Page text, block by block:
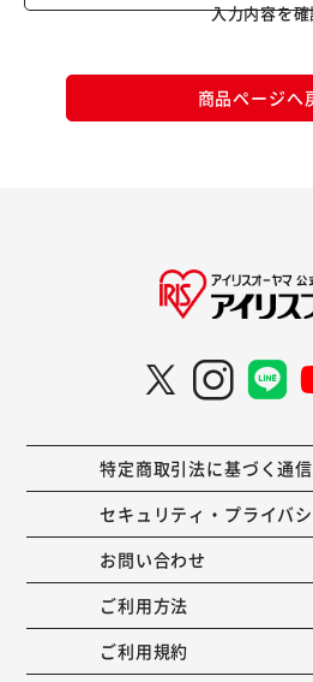
入力内容を
商品ページへ
特定商取引法に基づく通
セキュリティ・プライバ
お問い合わせ
ご利用方法
ご利用規約